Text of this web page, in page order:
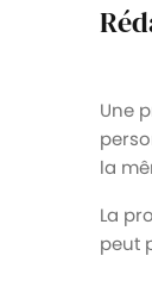
Une
la
La
peut